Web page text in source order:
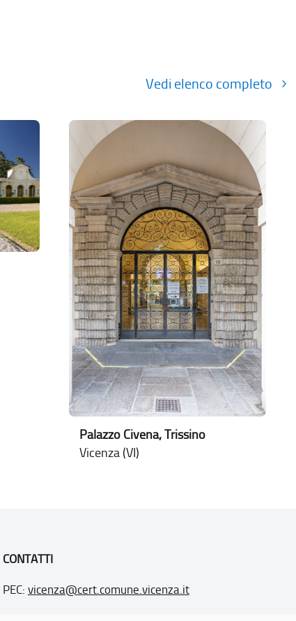
Vedi elenco completo
Palazzo Civena, Trissino
Vicenza (VI)
CONTATTI
PEC: vicenza@cert.comune.vicenza.it